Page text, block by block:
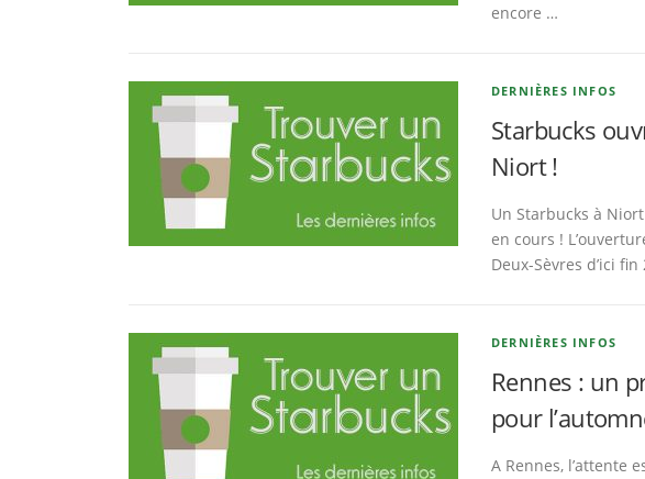
encore …
DERNIÈRES INFOS
Starbucks
Niort !
Un Starbucks à
en cours !
Deux-Sèvres d’ici
DERNIÈRES INFOS
Rennes : un
pour
A Rennes, l’attente